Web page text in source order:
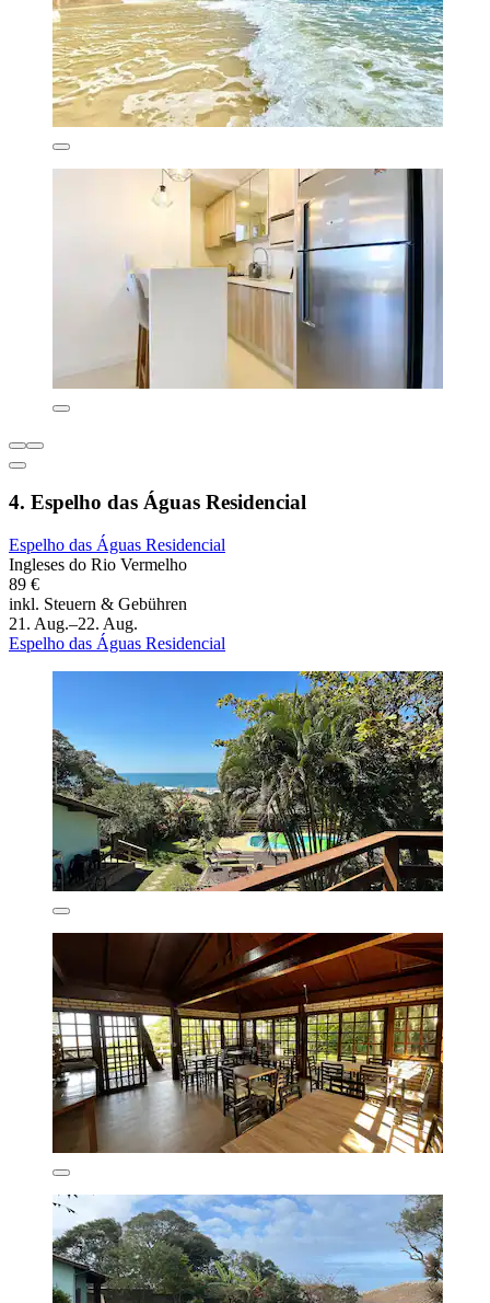
4. Espelho das Águas Residencial
Espelho das Águas Residencial
Ingleses do Rio Vermelho
89 €
inkl. Steuern & Gebühren
21. Aug.–22. Aug.
Espelho das Águas Residencial